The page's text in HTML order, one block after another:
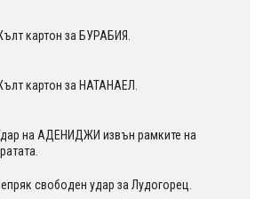
картон за БУРАБИЯ.
картон за НАТАНАЕЛ.
на АДЕНИДЖИ извън рамките на
свободен удар за Лудогорец.